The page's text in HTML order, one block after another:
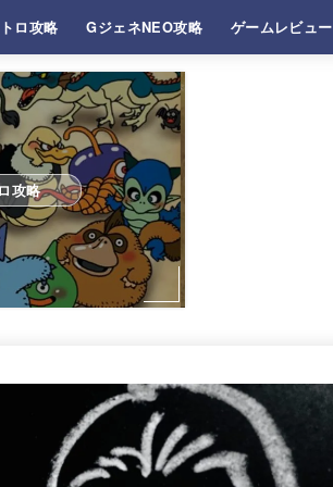
ロ攻略 GジェネNEO攻略 ゲームレビュー
攻略